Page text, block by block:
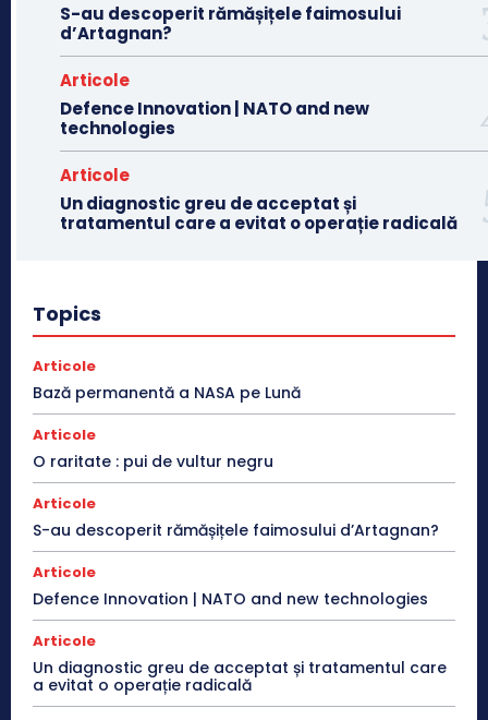
S-au descoperit rămășițele faimosului
d’Artagnan?
Articole
Defence Innovation | NATO and new
technologies
Articole
Un diagnostic greu de acceptat și
tratamentul care a evitat o operație radicală
Topics
Articole
Bază permanentă a NASA pe Lună
Articole
O raritate : pui de vultur negru
Articole
S-au descoperit rămășițele faimosului d’Artagnan?
Articole
Defence Innovation | NATO and new technologies
Articole
Un diagnostic greu de acceptat și tratamentul care
a evitat o operație radicală